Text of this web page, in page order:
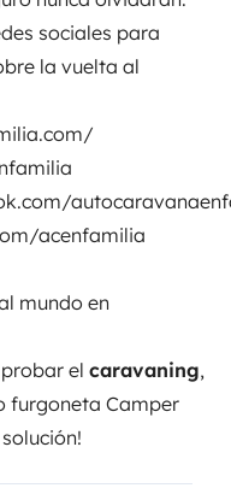
sociales para
la vuelta al
acenfamilia
mundo en
el caravaning,
furgoneta Camper